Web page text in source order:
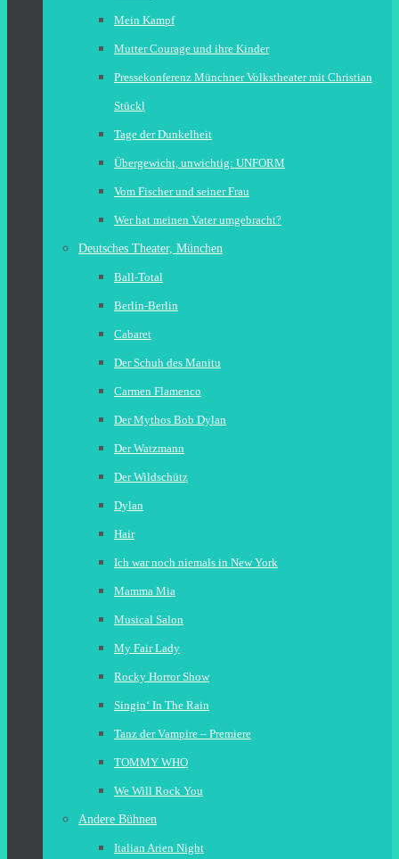
Mein Kampf
Mutter Courage und ihre Kinder
Pressekonferenz Münchner Volkstheater mit Christian
Stückl
Tage der Dunkelheit
Übergewicht, unwichtig: UNFORM
Vom Fischer und seiner Frau
Wer hat meinen Vater umgebracht?
Deutsches Theater, München
Ball-Total
Berlin-Berlin
Cabaret
Der Schuh des Manitu
Carmen Flamenco
Der Mythos Bob Dylan
Der Watzmann
Der Wildschütz
Dylan
Hair
Ich war noch niemals in New York
Mamma Mia
Musical Salon
My Fair Lady
Rocky Horror Show
Singin‘ In The Rain
Tanz der Vampire – Premiere
TOMMY WHO
We Will Rock You
Andere Bühnen
Italian Arien Night